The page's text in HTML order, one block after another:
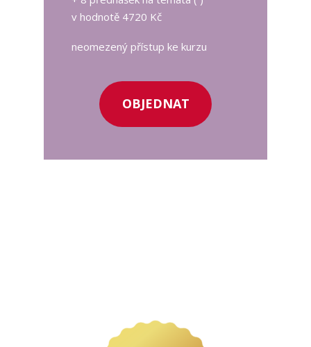
v hodnotě 4720 Kč
neomezený přístup ke kurzu
OBJEDNAT